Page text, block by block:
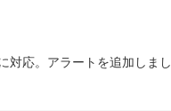
対応。アラートを追加しまし